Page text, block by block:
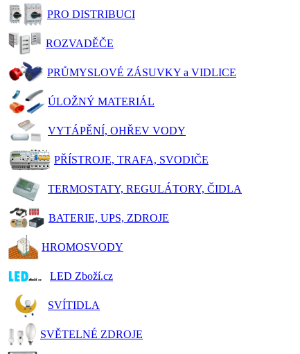
PRO DISTRIBUCI
ROZVADĚČE
PRŮMYSLOVÉ ZÁSUVKY a VIDLICE
ÚLOŽNÝ MATERIÁL
VYTÁPĚNÍ, OHŘEV VODY
PŘÍSTROJE, TRAFA, SVODIČE
TERMOSTATY, REGULÁTORY, ČIDLA
BATERIE, UPS, ZDROJE
HROMOSVODY
LED Zboží.cz
SVÍTIDLA
SVĚTELNÉ ZDROJE